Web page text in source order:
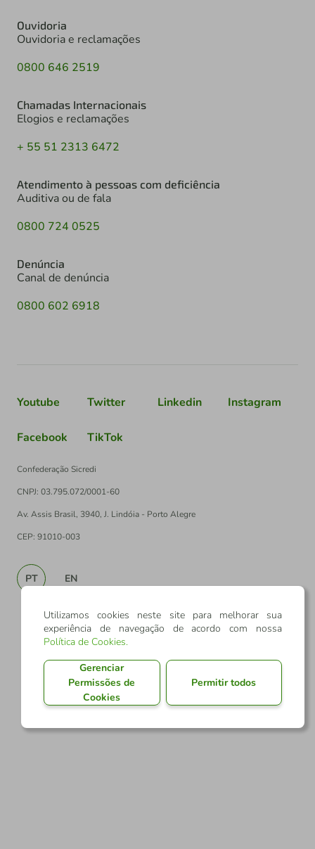
Ouvidoria
Ouvidoria e reclamações
0800 646 2519
Chamadas Internacionais
Elogios e reclamações
+ 55 51 2313 6472
Atendimento à pessoas com deficiência
Auditiva ou de fala
0800 724 0525
Denúncia
Canal de denúncia
0800 602 6918
Youtube Twitter Linkedin Instagram
Facebook TikTok
Confederação Sicredi
CNPJ: 03.795.072/0001-60
Av. Assis Brasil, 3940, J. Lindóia - Porto Alegre
CEP: 91010-003
PT EN
Utilizamos cookies neste site para melhorar sua
experiência de navegação de acordo com nossa
Política de Cookies.
Gerenciar
Permissões de
Cookies
Permitir todos